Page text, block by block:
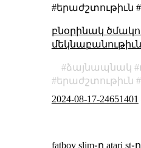
#երաժշտութիւն
բնօրինակ
ձայնապնակ
երաժշտութիւն
2024-08-17-24651401
fatboy slim֊ը atari